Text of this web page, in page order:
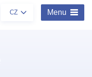
CZ Menu